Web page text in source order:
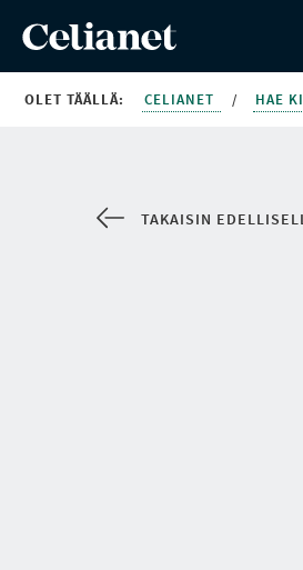
OLET TÄÄLLÄ: CELIANET / HAE
TAKAISIN